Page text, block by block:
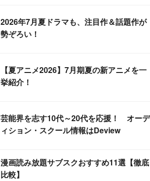
2026年7月夏ドラマも、注目作＆話題作が
勢ぞろい！
【夏アニメ2026】7月期夏の新アニメを一
挙紹介！
芸能界を志す10代～20代を応援！ オーデ
ィション・スクール情報はDeview
漫画読み放題サブスクおすすめ11選【徹底
比較】